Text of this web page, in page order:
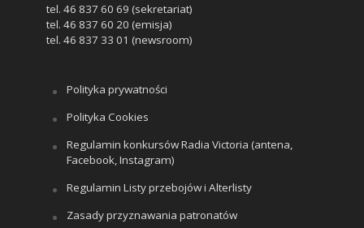
tel. 46 837 60 69 (sekretariat)
tel. 46 837 60 20 (emisja)
tel. 46 837 33 01 (newsroom)
Polityka prywatności
Polityka Cookies
Regulamin konkursów Radia Victoria (antena,
Facebook, Instagram)
Regulamin Listy przebojów i Alterlisty
Zasady przyznawania patronatów